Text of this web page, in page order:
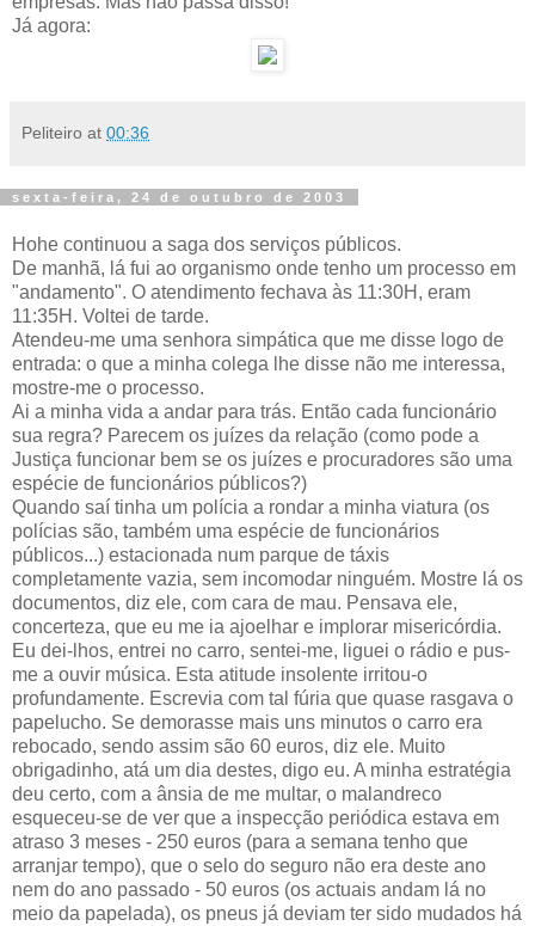
Já agora:
Peliteiro at 00:36
sexta-feira, 24 de outubro de 2003
Hohe continuou a saga dos serviços públicos.
De manhã, lá fui ao organismo onde tenho um processo em
"andamento". O atendimento fechava às 11:30H, eram
11:35H. Voltei de tarde.
Atendeu-me uma senhora simpática que me disse logo de
entrada: o que a minha colega lhe disse não me interessa,
mostre-me o processo.
Ai a minha vida a andar para trás. Então cada funcionário
sua regra? Parecem os juízes da relação (como pode a
Justiça funcionar bem se os juízes e procuradores são uma
espécie de funcionários públicos?)
Quando saí tinha um polícia a rondar a minha viatura (os
polícias são, também uma espécie de funcionários
públicos...) estacionada num parque de táxis
completamente vazia, sem incomodar ninguém. Mostre lá os
documentos, diz ele, com cara de mau. Pensava ele,
concerteza, que eu me ia ajoelhar e implorar misericórdia.
Eu dei-lhos, entrei no carro, sentei-me, liguei o rádio e pus-
me a ouvir música. Esta atitude insolente irritou-o
profundamente. Escrevia com tal fúria que quase rasgava o
papelucho. Se demorasse mais uns minutos o carro era
rebocado, sendo assim são 60 euros, diz ele. Muito
obrigadinho, atá um dia destes, digo eu. A minha estratégia
deu certo, com a ânsia de me multar, o malandreco
esqueceu-se de ver que a inspecção periódica estava em
atraso 3 meses - 250 euros (para a semana tenho que
arranjar tempo), que o selo do seguro não era deste ano
nem do ano passado - 50 euros (os actuais andam lá no
meio da papelada), os pneus já deviam ter sido mudados há